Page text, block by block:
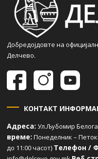
Добредојдовте на
Делчево.
КОНТАКТ
Адреса: Ул.Љубомир
време: Понеделник –
до 11:00 часот) Телефон /